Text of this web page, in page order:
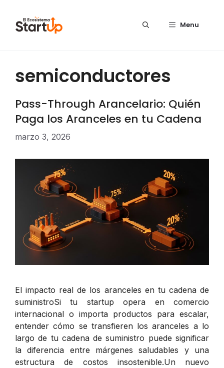
Menu
semiconductores
Pass-Through Arancelario: Quién
Paga los Aranceles en tu Cadena
marzo 3, 2026
El impacto real de los aranceles en tu cadena de
suministroSi tu startup opera en comercio
internacional o importa productos para escalar,
entender cómo se transfieren los aranceles a lo
largo de tu cadena de suministro puede significar
la diferencia entre márgenes saludables y una
estructura de costos insostenible.Un nuevo